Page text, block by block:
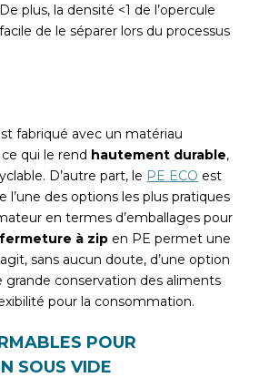
plus, la densité <1 de l’opercule
de le séparer lors du processus
fabriqué avec un matériau
qui le rend hautement durable,
D’autre part, le PE ECO est
l’une des options les plus pratiques
en termes d’emballages pour
à zip en PE permet une
sans aucun doute, d’une option
grande conservation des aliments
pour la consommation.
POUR
SOUS VIDE